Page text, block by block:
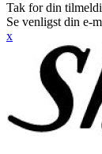
Tak for din
Se venligst din e-
x